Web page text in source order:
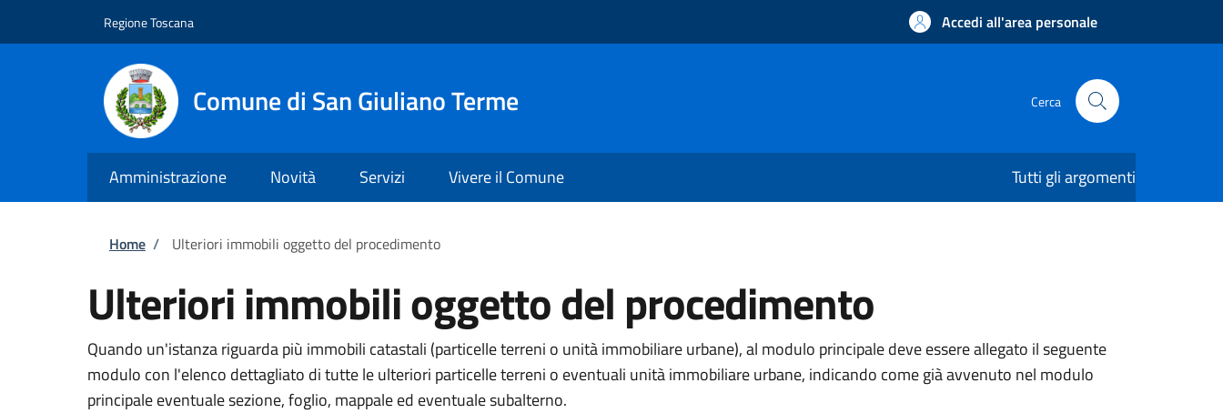
Regione Toscana Accedi all'area personale
Comune di San Giuliano Terme Cerca
Amministrazione Novità Servizi Vivere il Comune Tutti gli argomenti
Briciole di pane
Home / Ulteriori immobili oggetto del procedimento
Ulteriori immobili oggetto del procedimento
Quando un'istanza riguarda più immobili catastali (particelle terreni o unità immobiliare urbane), al modulo principale deve essere allegato il seguente
modulo con l'elenco dettagliato di tutte le ulteriori particelle terreni o eventuali unità immobiliare urbane, indicando come già avvenuto nel modulo
principale eventuale sezione, foglio, mappale ed eventuale subalterno.